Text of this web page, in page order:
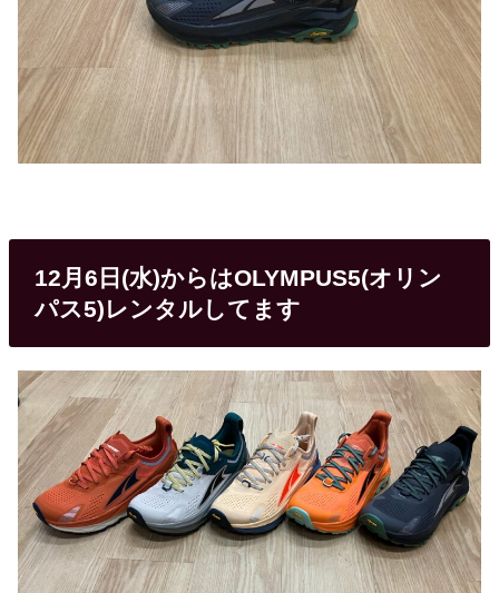
12月6日(水)からはOLYMPUS5(オリン
パス5)レンタルしてます